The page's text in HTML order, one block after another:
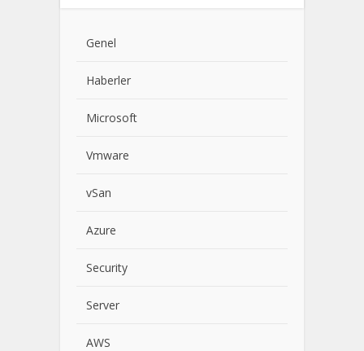
Genel
Haberler
Microsoft
Vmware
vSan
Azure
Security
Server
AWS